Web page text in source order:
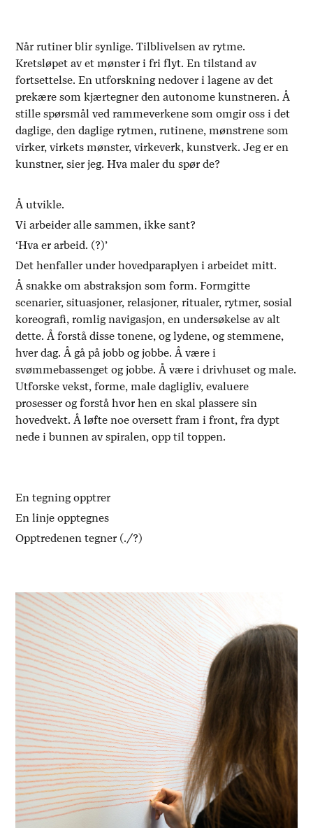
Når rutiner blir synlige. Tilblivelsen av rytme.
Kretsløpet av et mønster i fri flyt. En tilstand av
fortsettelse. En utforskning nedover i lagene av det
prekære som kjærtegner den autonome kunstneren. Å
stille spørsmål ved rammeverkene som omgir oss i det
daglige, den daglige rytmen, rutinene, mønstrene som
virker, virkets mønster, virkeverk, kunstverk. Jeg er en
kunstner, sier jeg. Hva maler du spør de?
Å utvikle.
Vi arbeider alle sammen, ikke sant?
‘Hva er arbeid. (?)’
Det henfaller under hovedparaplyen i arbeidet mitt.
Å snakke om abstraksjon som form. Formgitte
scenarier, situasjoner, relasjoner, ritualer, rytmer, sosial
koreografi, romlig navigasjon, en undersøkelse av alt
dette. Å forstå disse tonene, og lydene, og stemmene,
hver dag. Å gå på jobb og jobbe. Å være i
svømmebassenget og jobbe. Å være i drivhuset og male.
Utforske vekst, forme, male dagligliv, evaluere
prosesser og forstå hvor hen en skal plassere sin
hovedvekt. Å løfte noe oversett fram i front, fra dypt
nede i bunnen av spiralen, opp til toppen.
En tegning opptrer
En linje opptegnes
Opptredenen tegner (./?)